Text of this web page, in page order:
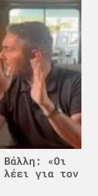
Βάλλη: «Οι
λέει για τον